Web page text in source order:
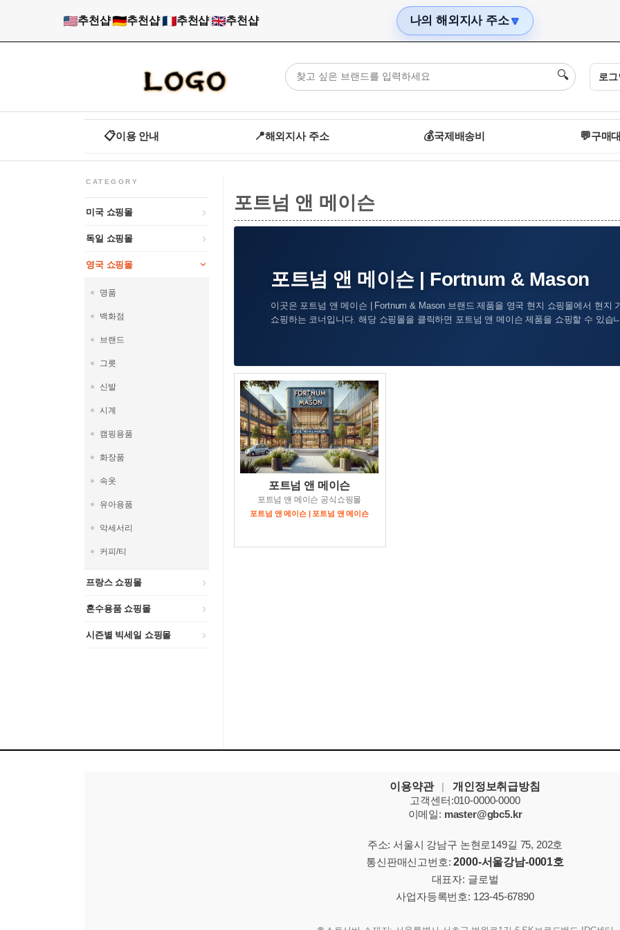
추천샵| 추천샵| 추천샵| 추천샵 나의 해외지사 주소🔽
🔍 로그
📋이용 안내 📍해외지사 주소 💰국제배송비 💬구매
CATEGORY
미국 쇼핑몰
독일 쇼핑몰
영국 쇼핑몰
명품
백화점
브랜드
그릇
신발
시계
캠핑용품
화장품
속옷
유아용품
악세서리
커피/티
프랑스 쇼핑몰
혼수용품 쇼핑몰
시즌별 빅세일 쇼핑몰
포트넘 앤 메이슨
포트넘 앤 메이슨 | Fortnum & Mason
이곳은 포트넘 앤 메이슨 | Fortnum & Mason 브랜드 제품을 영국 현지 쇼핑몰에서 현지
쇼핑하는 코너입니다. 해당 쇼핑몰을 클릭하면 포트넘 앤 메이슨 제품을 쇼핑할 수 있습
포트넘 앤 메이슨
포트넘 앤 메이슨 공식쇼핑몰
포트넘 앤 메이슨 | 포트넘 앤 메이슨
이용약관 |
개인정보취급방침
고객센터:010-0000-0000
이메일: master@gbc5.kr
주소: 서울시 강남구 논현로149길 75, 202호
통신판매신고번호:2000-서울강남-0001호
대표자: 글로벌
사업자등록번호: 123-45-67890